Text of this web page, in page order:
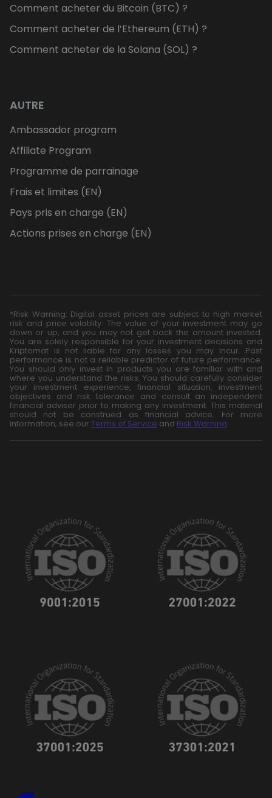
Comment acheter du Bitcoin (BTC) ?
Comment acheter de l’Ethereum (ETH) ?
Comment acheter de la Solana (SOL) ?
AUTRE
Ambassador program
Affiliate Program
Programme de parrainage
Frais et limites (EN)
Pays pris en charge (EN)
Actions prises en charge (EN)
*Risk Warning: Digital asset prices are subject to high market
risk and price volatility. The value of your investment may go
down or up, and you may not get back the amount invested.
You are solely responsible for your investment decisions and
Kriptomat is not liable for any losses you may incur. Past
performance is not a reliable predictor of future performance.
You should only invest in products you are familiar with and
where you understand the risks. You should carefully consider
your investment experience, financial situation, investment
objectives and risk tolerance and consult an independent
financial adviser prior to making any investment. This material
should not be construed as financial advice. For more
information, see our Terms of Service and Risk Warning.